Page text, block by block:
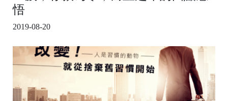
悟
2019-08-20